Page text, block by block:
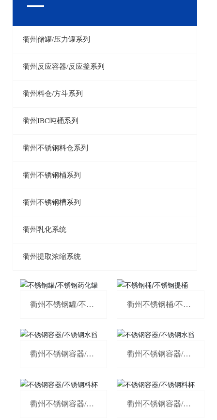
衢州储罐/压力罐系列
衢州反应容器/反应釜系列
衢州料仓/方斗系列
衢州IBC吨桶系列
衢州不锈钢料仓系列
衢州不锈钢桶系列
衢州不锈钢槽系列
衢州乳化系统
衢州提取浓缩系统
衢州不锈钢罐/不锈
衢州不锈钢桶/不锈
衢州不锈钢容器/不
衢州不锈钢容器/不
衢州不锈钢容器/不
衢州不锈钢容器/不